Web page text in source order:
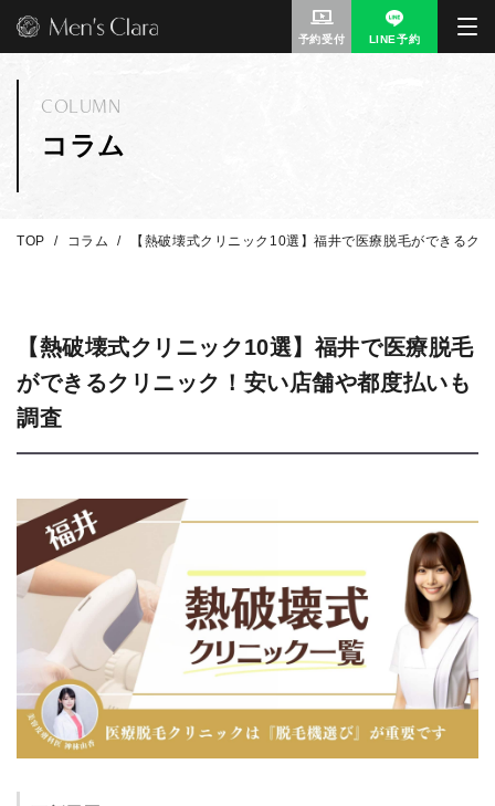
予約受付 LINE予約
コラム
COLUMN
TOP コラム 【熱破壊式クリニック10選】福井で医療脱毛ができるク
【熱破壊式クリニック10選】福井で医療脱毛
ができるクリニック！安い店舗や都度払いも
調査